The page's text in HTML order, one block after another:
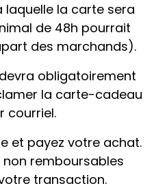
laquelle la carte sera
de 48h pourrait
des marchands).
obligatoirement
la carte-cadeau
courriel.
et payez votre achat.
remboursables
transaction.